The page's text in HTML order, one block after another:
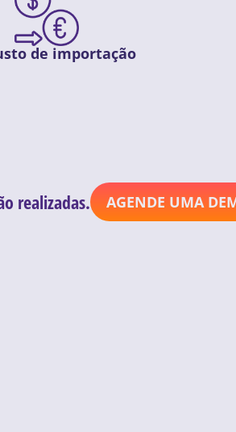
de importação
realizadas. AGENDE UMA